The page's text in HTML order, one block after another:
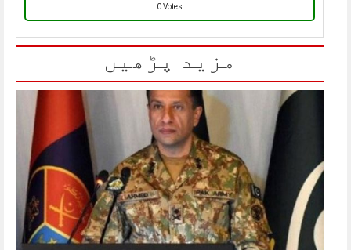
0 Votes
مزید پڑھیں